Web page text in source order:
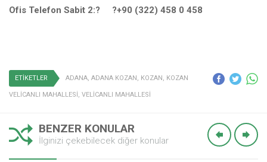
Ofis Telefon Sabit 2:? ?+90 (322) 458 0 458
ETİKETLER ADANA, ADANA KOZAN, KOZAN, KOZAN
VELİCANLI MAHALLESİ, VELİCANLI MAHALLESİ
BENZER KONULAR
İlginizi çekebilecek diğer konular